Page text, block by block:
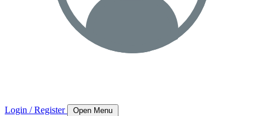
Login / Register Open Menu